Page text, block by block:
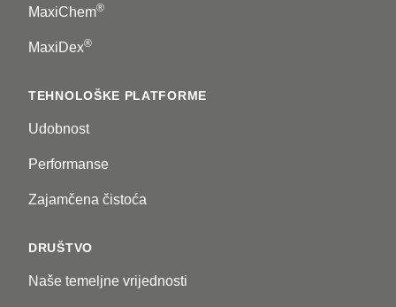
MaxiChem®
MaxiDex®
TEHNOLOŠKE PLATFORME
Udobnost
Performanse
Zajamčena čistoća
DRUŠTVO
Naše temeljne vrijednosti